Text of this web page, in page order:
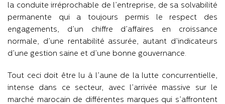
la conduite irréprochable de l’entreprise, de sa solvabilité
permanente qui a toujours permis le respect des
engagements, d’un chiffre d’affaires en croissance
normale, d’une rentabilité assurée, autant d’indicateurs
d’une gestion saine et d’une bonne gouvernance.
Tout ceci doit être lu à l’aune de la lutte concurrentielle,
intense dans ce secteur, avec l’arrivée massive sur le
marché marocain de différentes marques qui s’affrontent